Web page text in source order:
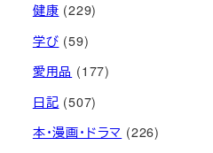
健康 (229)
学び (59)
愛用品 (177)
日記 (507)
本・漫画・ドラマ (226)